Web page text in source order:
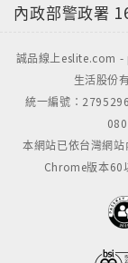
內政部警政署
誠品線上eslite.com
生活股份
統一編號：
本網站已依台灣網
Chrome版本